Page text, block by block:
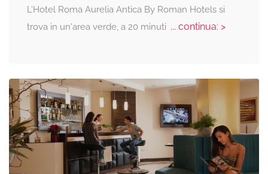
L’Hotel Roma Aurelia Antica By Roman Hotels si
trova in un'area verde, a 20 minuti ... continua: >